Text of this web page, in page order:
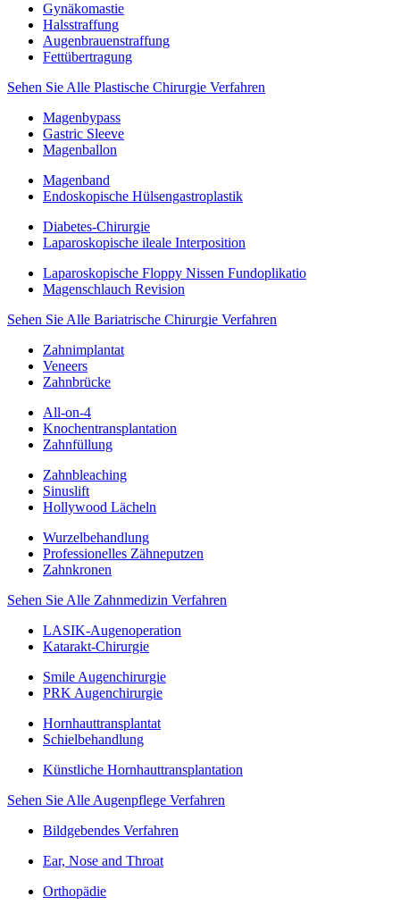
Gynäkomastie
Halsstraffung
Augenbrauenstraffung
Fettübertragung
Sehen Sie Alle Plastische Chirurgie Verfahren
Magenbypass
Gastric Sleeve
Magenballon
Magenband
Endoskopische Hülsengastroplastik
Diabetes-Chirurgie
Laparoskopische ileale Interposition
Laparoskopische Floppy Nissen Fundoplikatio
Magenschlauch Revision
Sehen Sie Alle Bariatrische Chirurgie Verfahren
Zahnimplantat
Veneers
Zahnbrücke
All-on-4
Knochentransplantation
Zahnfüllung
Zahnbleaching
Sinuslift
Hollywood Lächeln
Wurzelbehandlung
Professionelles Zähneputzen
Zahnkronen
Sehen Sie Alle Zahnmedizin Verfahren
LASIK-Augenoperation
Katarakt-Chirurgie
Smile Augenchirurgie
PRK Augenchirurgie
Hornhauttransplantat
Schielbehandlung
Künstliche Hornhauttransplantation
Sehen Sie Alle Augenpflege Verfahren
Bildgebendes Verfahren
Ear, Nose and Throat
Orthopädie